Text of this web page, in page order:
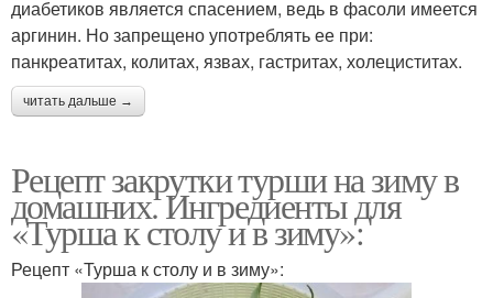
диабетиков является спасением, ведь в фасоли имеется
аргинин. Но запрещено употреблять ее при:
панкреатитах, колитах, язвах, гастритах, холециститах.
читать дальше →
Рецепт закрутки турши на зиму в
домашних. Ингредиенты для
«Турша к столу и в зиму»:
Рецепт «Турша к столу и в зиму»: